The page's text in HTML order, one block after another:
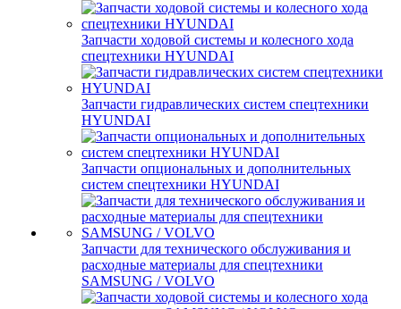
Запчасти ходовой системы и колесного хода
спецтехники HYUNDAI
Запчасти гидравлических систем спецтехники
HYUNDAI
Запчасти опциональных и дополнительных
систем спецтехники HYUNDAI
Запчасти для технического обслуживания и
расходные материалы для спецтехники
SAMSUNG / VOLVO